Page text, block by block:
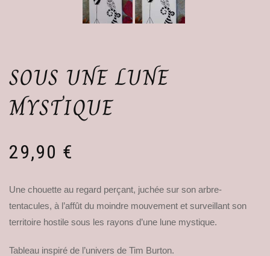
SOUS UNE LUNE
MYSTIQUE
29,90 €
Une chouette au regard perçant, juchée sur son arbre-
tentacules, à l’affût du moindre mouvement et surveillant son
territoire hostile sous les rayons d’une lune mystique.
Tableau inspiré de l’univers de Tim Burton.